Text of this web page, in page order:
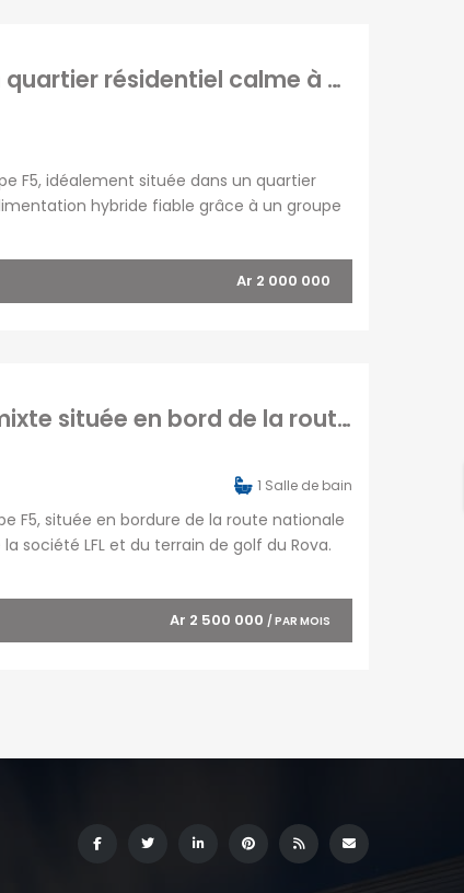
En location une villa neuve F5 située dans un quartier résidentiel calme à Anosiala
F5, idéalement située dans un quartier
hybride fiable grâce à un groupe
Ar 2 000 000
A louer villa à étage de type F5 pour usage mixte située en bord de la route nationale 4 à Andakana Anosiala
1 Salle de bain
F5, située en bordure de la route nationale
société LFL et du terrain de golf du Rova.
Ar 2 500 000 / PAR MOIS